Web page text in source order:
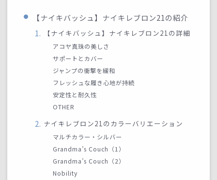
【ナイキバッシュ】ナイキレブロン21の紹介
【ナイキバッシュ】ナイキレブロン21の詳細
アコヤ真珠の美しさ
サポートとカバー
ジャンプの衝撃を緩和
フレッシュな履き心地が持続
安定性と耐久性
OTHER
ナイキレブロン21のカラーバリエーション
マルチカラー・シルバー
Grandma’s Couch（1）
Grandma’s Couch（2）
Nobility